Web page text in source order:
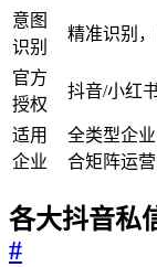
意图
识别
精准识别
官方
授权
抖音/小红
适用
企业
全类型企
合矩阵运营
各大抖音私
#